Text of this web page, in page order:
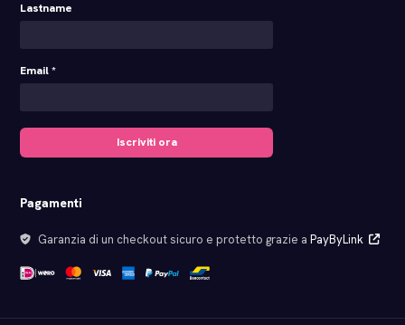
Lastname
Email *
Iscriviti ora
Pagamenti
Garanzia di un checkout sicuro e protetto grazie aPayByLink